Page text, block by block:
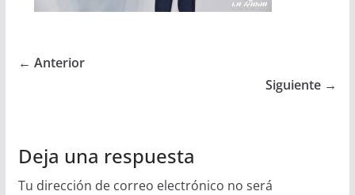
← Anterior
Siguiente →
Deja una respuesta
Tu dirección de correo electrónico no será